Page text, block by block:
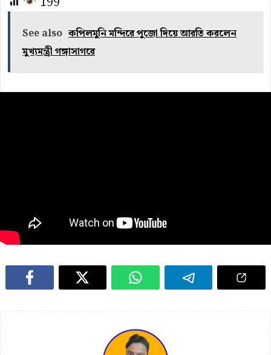
See also কপিলমুনি মন্দিরে পুজো দিয়ে আরতি করলেন
মুখ্যমন্ত্রী গঙ্গাসাগরে